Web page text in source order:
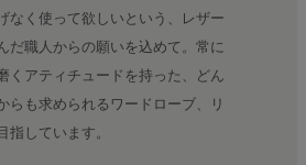
なく使って欲しいという、レザー
だ職人からの願いを込めて。常に
くアティチュードを持った、どん
らも求められるワードローブ、リ
指しています。